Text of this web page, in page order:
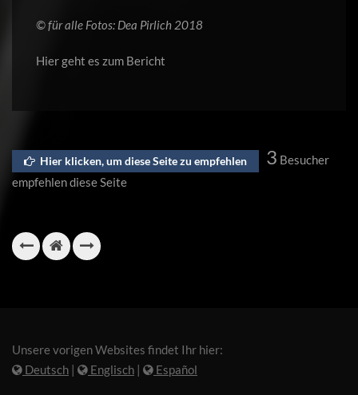
© für alle Fotos: Dea Pirlich 2018
Hier geht es zum Bericht
Hier klicken, um diese Seite zu empfehlen 3 Besucher
empfehlen diese Seite
Unsere vorigen Websites findet Ihr hier:
Deutsch | Englisch | Español